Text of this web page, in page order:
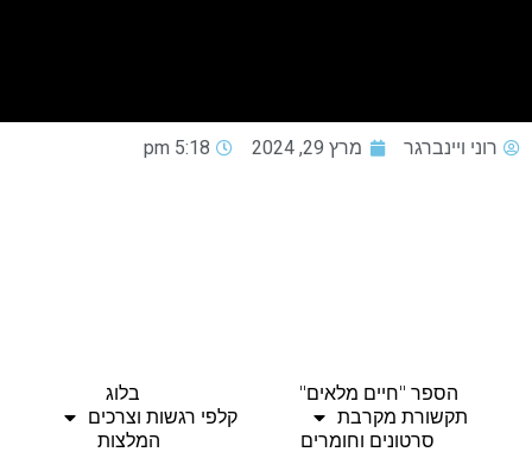
רוני ויינברגר מרץ 29, 2024 5:18 pm
הספר "חיים מלאים"
בלוג
תקשורת מקרבת
קלפי רגשות וצרכים
סרטונים וחומרים
המלצות